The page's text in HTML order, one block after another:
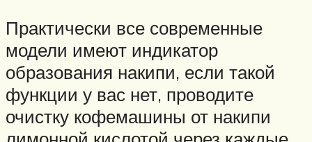
Практически все современные
модели имеют индикатор
образования накипи, если такой
функции у вас нет, проводите
очистку кофемашины от накипи